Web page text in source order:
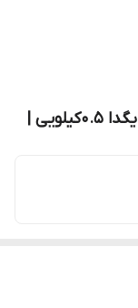
کود پودری هیومی کوئیک HumiQuick ایگدا 0.5کیلویی |